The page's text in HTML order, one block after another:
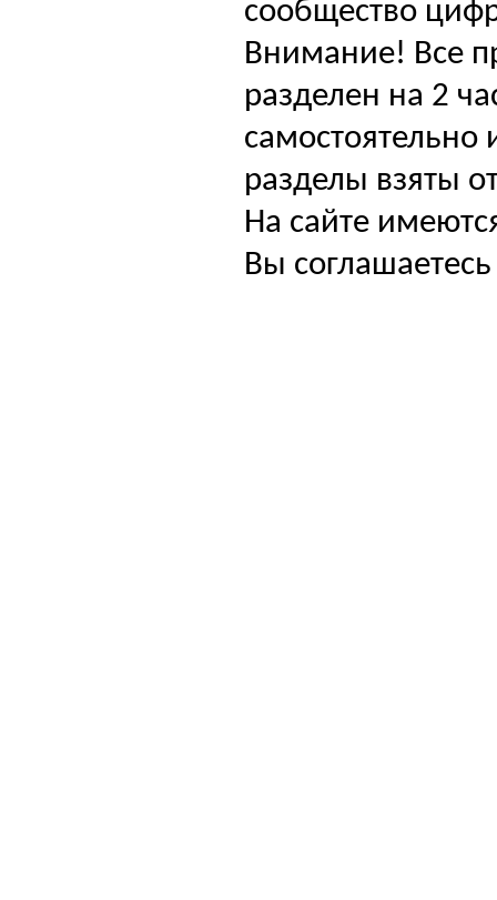
сообщество
Внимание! Все
разделен на 2
самостоятельно
разделы взяты
На сайте
Вы